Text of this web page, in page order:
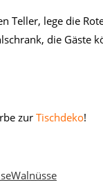
Teller, lege die
die Gäste
zur Tischdeko!
Walnüsse